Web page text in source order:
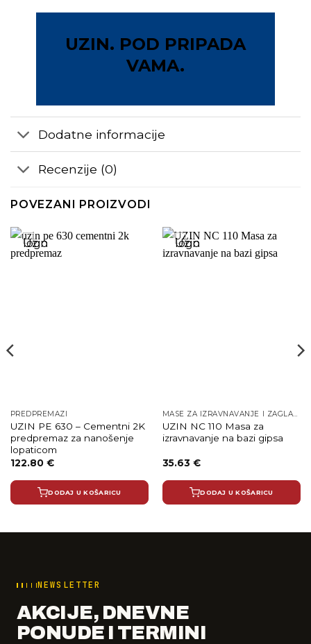
UZIN. POD PRIPADA
VAMA.
Dodatne informacije
Recenzije (0)
POVEZANI PROIZVODI
PREDPREMAZI
UZIN PE 630 – Cementni 2K
predpremaz za nanošenje
lopaticom
122.80 €
DODAJ U KOŠARICU
MASE ZA IZRAVNAVANJE I ZAGLAĐIVANJE
UZIN NC 110 Masa za
izravnavanje na bazi gipsa
35.63 €
DODAJ U KOŠARICU
NEWSLETTER
AKCIJE, DNEVNE
PONUDE I TERMINI